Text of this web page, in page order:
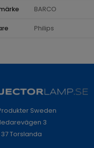
BARCO
Philips
Sweden
3
Torslanda